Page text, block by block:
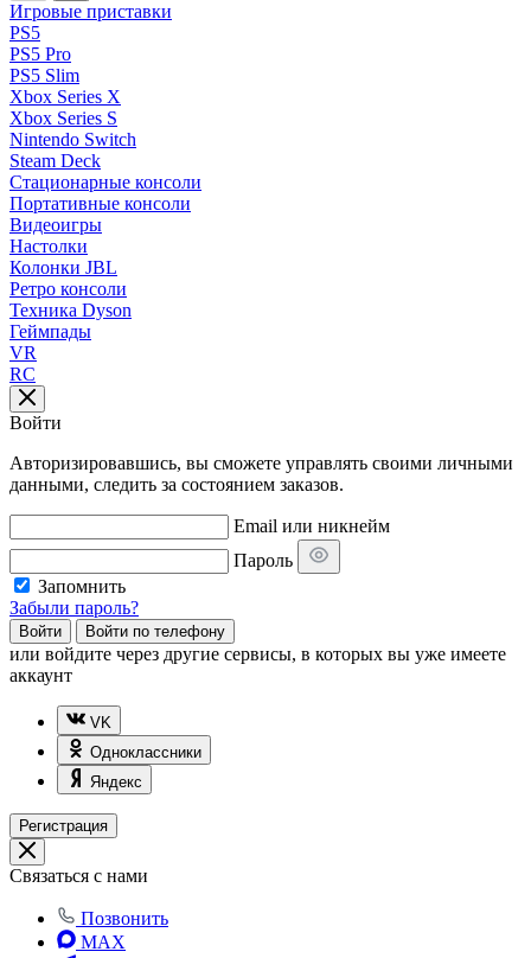
Игровые приставки
PS5
PS5 Pro
PS5 Slim
Xbox Series X
Xbox Series S
Nintendo Switch
Steam Deck
Стационарные консоли
Портативные консоли
Видеоигры
Настолки
Колонки JBL
Ретро консоли
Техника Dyson
Геймпады
VR
RC
Войти
Авторизировавшись, вы сможете управлять своими личными
данными, следить за состоянием заказов.
Email или никнейм
Пароль
Запомнить
Забыли пароль?
Войти Войти по телефону
или войдите через другие сервисы, в которых вы уже имеете
аккаунт
VK
Одноклассники
Яндекс
Регистрация
Связаться с нами
Позвонить
MAX